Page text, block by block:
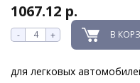
1067.12 р.
- + В
для легковых